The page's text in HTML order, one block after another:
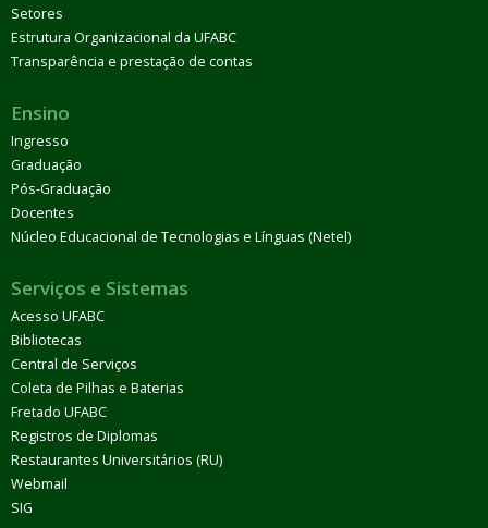
Setores
Estrutura Organizacional da UFABC
Transparência e prestação de contas
Ensino
Ingresso
Graduação
Pós-Graduação
Docentes
Núcleo Educacional de Tecnologias e Línguas (Netel)
Serviços e Sistemas
Acesso UFABC
Bibliotecas
Central de Serviços
Coleta de Pilhas e Baterias
Fretado UFABC
Registros de Diplomas
Restaurantes Universitários (RU)
Webmail
SIG